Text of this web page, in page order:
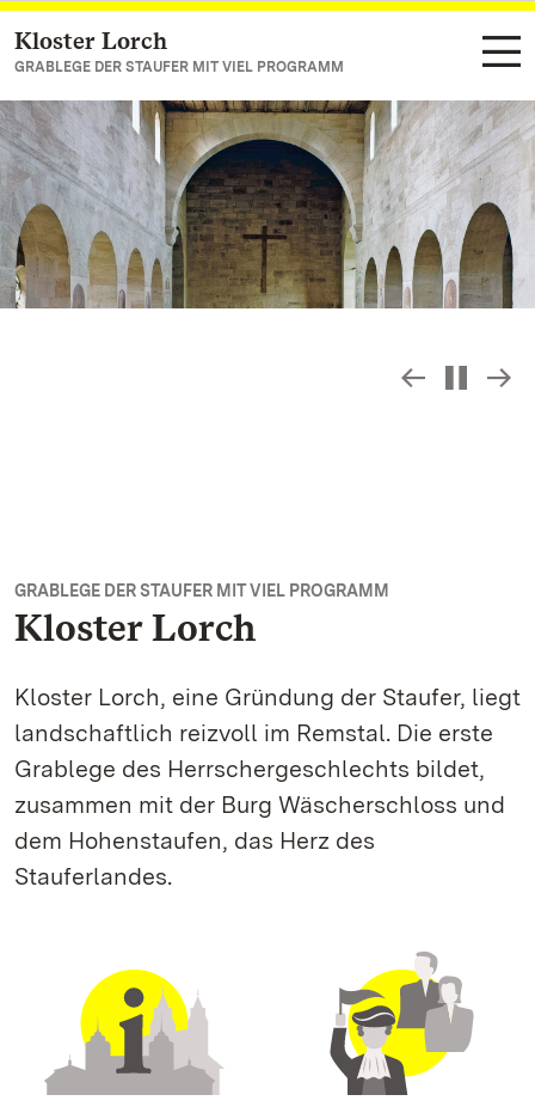
Zum Hauptinhalt springen
Kloster Lorch
GRABLEGE DER STAUFER MIT VIEL PROGRAMM
GRABLEGE DER STAUFER MIT VIEL PROGRAMM
Kloster Lorch
Kloster Lorch, eine Gründung der Staufer, liegt
landschaftlich reizvoll im Remstal. Die erste
Grablege des Herrschergeschlechts bildet,
zusammen mit der Burg Wäscherschloss und
dem Hohenstaufen, das Herz des
Stauferlandes.